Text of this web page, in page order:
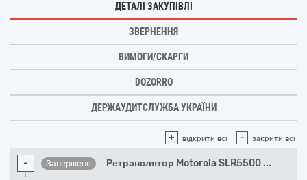
ДЕТАЛІ ЗАКУПІВЛІ
ЗВЕРНЕННЯ
ВИМОГИ/СКАРГИ
DOZORRO
ДЕРЖАУДИТСЛУЖБА УКРАЇНИ
+ відкрити всі - закрити всі
- Завершено Ретранслятор Motorola SLR5500 ...